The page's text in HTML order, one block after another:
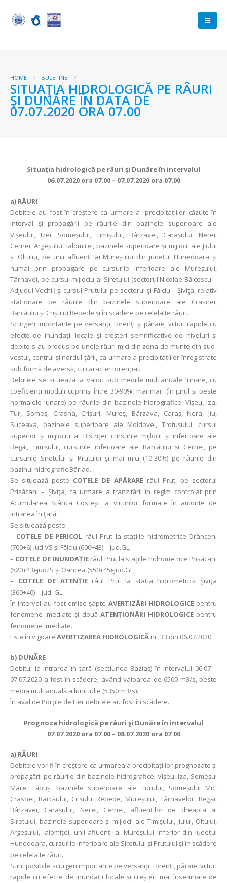
HOME BULETINE
SITUAŢIA HIDROLOGICĂ PE RÂURI
ŞI DUNĂRE ÎN DATA DE
07.07.2020 ORA 07.00
Situaţia hidrologică pe râuri şi Dunăre în intervalul
06.07.2020 ora 07.00 – 07.07.2020 ora 07.00
a) RÂURI
Debitele au fost în creștere ca urmare a precipitațiilor căzute în
interval și propagării pe râurile din bazinele superioare ale
Vișeului, Izei, Someșului, Timișului, Bârzavei, Carașului, Nerei,
Cernei, Argeșului, Ialomiței, bazinele superioare și mijlocii ale Jiului
și Oltului, pe unii afluenți ai Mureșului din județul Hunedoara și
numai prin propagare pe cursurile inferioare ale Mureșului,
Târnavei, pe cursul mijlociu al Siretului (sectorul Nicolae Bălcescu –
Adjudul Vechii) şi cursul Prutului pe sectorul şi Fălciu – Şiviţa, relativ
staționare pe râurile din bazinele superioare ale Crasnei,
Barcăului și Crișului Repede și în scădere pe celelalte râuri.
Scurgeri importante pe versanţi, torenţi şi pâraie, viituri rapide cu
efecte de inundații locale și creșteri semnificative de niveluri și
debite s-au produs pe unele râuri mici din zona de munte din sud-
vestul, centrul și nordul țării, ca urmare a precipitațiilor înregistrate
sub formă de aversă, cu caracter torențial.
Debitele se situează la valori sub mediile multianuale lunare, cu
coeficienţi moduli cuprinşi între 30-90%, mai mari (în jurul și peste
normalele lunare) pe râurile din bazinele hidrografice: Vișeu, Iza,
Tur, Someș, Crasna, Crișuri, Mureș, Bârzava, Caraș, Nera, Jiu,
Suceava, bazinele superioare ale Moldovei, Trotușului, cursul
superior și mijlociu al Bistriței, cursurile mijlocii și inferioare ale
Begăi, Timișului, cursurile inferioare ale Barcăului și Cernei, pe
cursurile Siretului și Prutului şi mai mici (10-30%) pe râurile din
bazinul hidrografic Bârlad.
Se situează peste COTELE DE APĂRARErâul Prut, pe sectorul
Prisăcani – Şiviţa, ca urmare a tranzitării în regim controlat prin
Acumularea Stânca Costeşti a viiturilor formate în amonte de
intrarea în ţară.
Se situează peste:
– COTELE DE PERICOL râul Prut la staţiile hidrometrice Drânceni
(700+6)-jud.VS și Fălciu (600+43) – jud.GL;
– COTELE DE INUNDAȚIE râul Prut la stațiile hidrometrice Prisăcani
(520+43)-jud.IS și Oancea (550+45)-jud.GL;
– COTELE DE ATENȚIErâul Prut la stația hidrometrică Şiviţa
(360+40) – jud. GL.
În interval au fost emise șapte AVERTIZĂRI HIDROLOGICEpentru
fenomene imediate și două ATENȚIONĂRI HIDROLOGICEpentru
fenomene imediate.
Este în vigoare AVERTIZAREA HIDROLOGICĂ nr. 33 din 06.07.2020.
b) DUNĂRE
Debitul la intrarea în ţară (secţiunea Baziaş) în intervalul 06.07 –
07.07.2020 a fost în scădere, având valoarea de 6500 m3/s, peste
media multianuală a lunii iulie (5350 m3/s).
În aval de Porţile de Fier debitele au fost în scădere.
Prognoza hidrologică pe râuri şi Dunăre în intervalul
07.07.2020 ora 07.00 – 08.07.2020 ora 07.00
a) RÂURI
Debitele vor fi în creștere ca urmarea a precipitațiilor prognozate și
propagării pe râurile din bazinele hidrografice: Vișeu, Iza, Someșul
Mare, Lăpuș, bazinele superioare ale Turului, Someșului Mic,
Crasnei, Barcăului, Crișului Repede, Mureșului, Târnavelor, Begăi,
Bârzavei, Carașului, Nerei, Cernei, afluenților de dreapta ai
Siretului, bazinele superioare și mijlocii ale Timișului, Jiului, Oltului,
Argeșului, Ialomiței, unii afluenți ai Mureșului inferior din județul
Hunedoara, cursurile inferioare ale Siretului și Prutului și în scădere
pe celelalte râuri.
Sunt posibile scurgeri importante pe versanți, torenți, pâraie, viituri
rapide cu efecte de inundații locale și creșteri mai însemnate de